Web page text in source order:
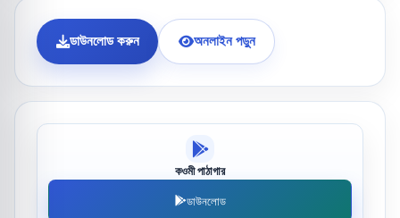
ডাউনলোড করুন অনলাইন পড়ুন
কওমী পাঠাগার
ডাউনলোড